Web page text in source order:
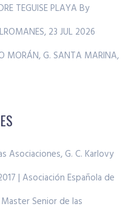
TEGUISE PLAYA By
23 JUL 2026
MORÁN, G. SANTA MARINA,
Asociaciones, G. C. Karlovy
| Asociación Española de
Senior de las